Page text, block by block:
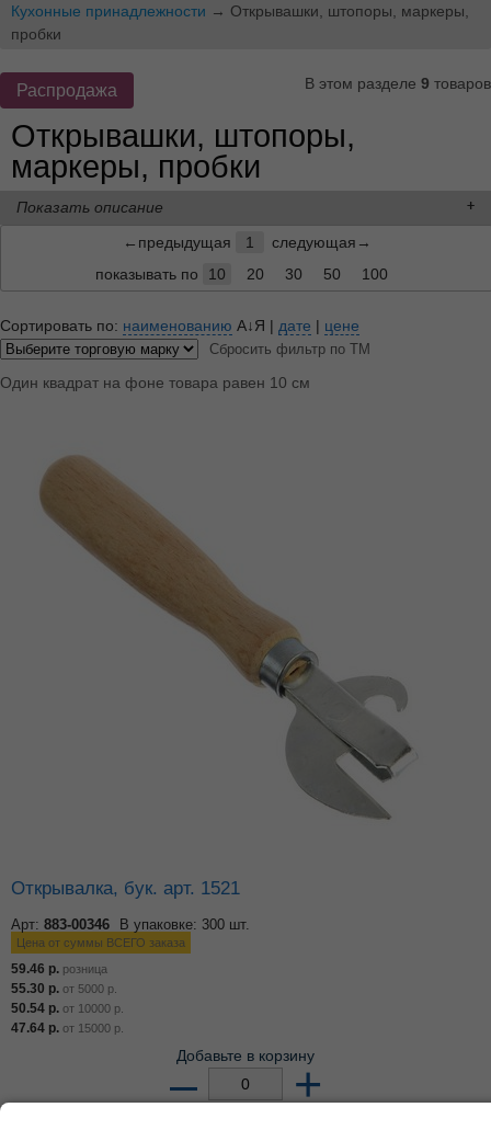
Кухонные принадлежности → Открывашки, штопоры, маркеры,
пробки
В этом разделе 9 товаров
Распродажа
Открывашки, штопоры,
маркеры, пробки
Показать описание
←предыдущая
1
следующая→
показывать по
10 20 30 50 100
Сортировать по: наименованию А↓Я | дате | цене
Сбросить фильтр по ТМ
Один квадрат на фоне товара равен 10 см
Открывалка, бук. арт. 1521
Арт: 883-00346 В упаковке: 300 шт.
Цена от суммы ВСЕГО заказа
59.46 р. розница
55.30 р. от 5000 р.
50.54 р. от 10000 р.
47.64 р. от 15000 р.
Добавьте в корзину
– +